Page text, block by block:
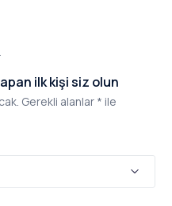
ilk kişi siz olun
Gerekli alanlar * ile